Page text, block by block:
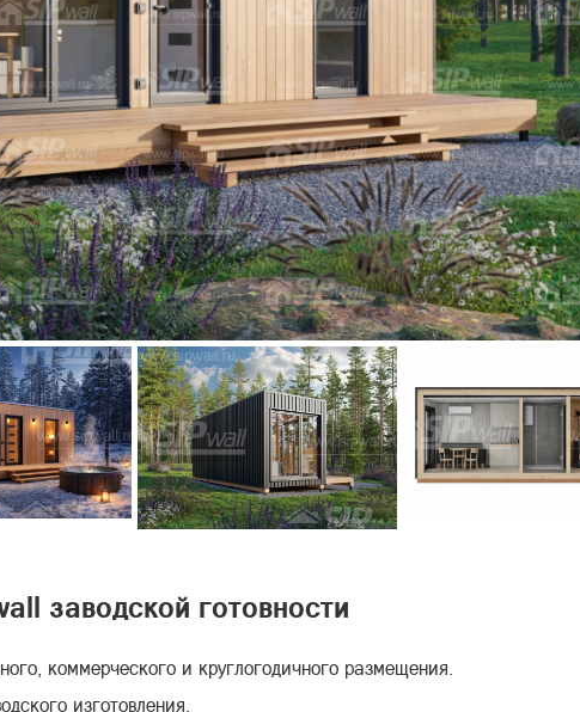
заводской готовности
коммерческого и круглогодичного размещения.
изготовления.